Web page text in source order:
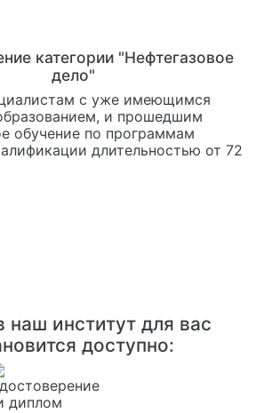
категории "Нефтегазовое
дело"
с уже имеющимся
и прошедшим
обучение по программам
длительностью от 72
наш институт для вас
доступно: